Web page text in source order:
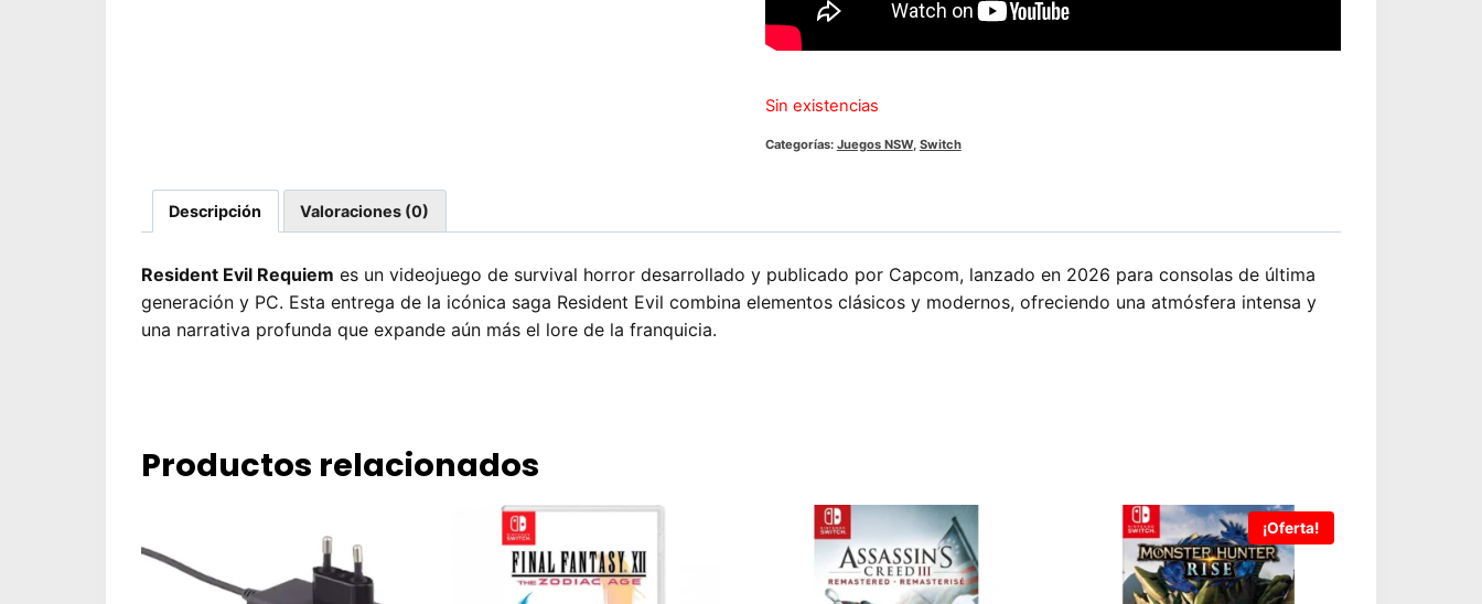
Sin existencias
Categorías: Juegos NSW, Switch
Descripción Valoraciones (0)
Resident Evil Requiem es un videojuego de survival horror desarrollado y publicado por Capcom, lanzado en 2026 para consolas de última
generación y PC. Esta entrega de la icónica saga Resident Evil combina elementos clásicos y modernos, ofreciendo una atmósfera intensa y
una narrativa profunda que expande aún más el lore de la franquicia.
Productos relacionados
¡Oferta!